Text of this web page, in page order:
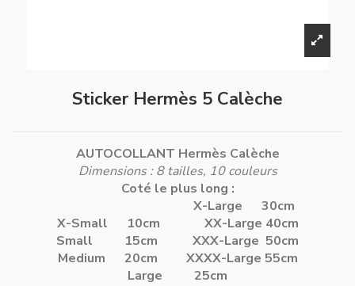
Sticker Hermès 5 Calèche
AUTOCOLLANT Hermès Calèche
Dimensions : 8 tailles, 10 couleurs
Coté le plus long :
X-Large 30cm
X-Small 10cm XX-Large 40cm
Small 15cm XXX-Large 50cm
Medium 20cm XXXX-Large 55cm
Large 25cm